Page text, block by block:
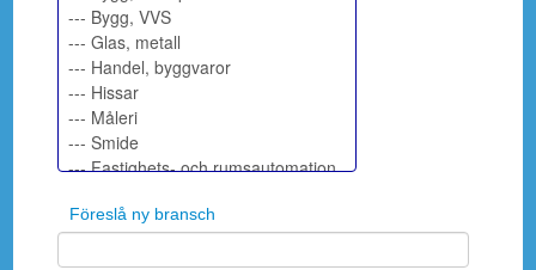
Föreslå ny bransch